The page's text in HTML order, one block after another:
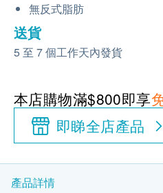
無反式脂肪
送貨
5 至 7 個工作天內發貨
本店購物滿$800即享
即睇全店產品
產品詳情